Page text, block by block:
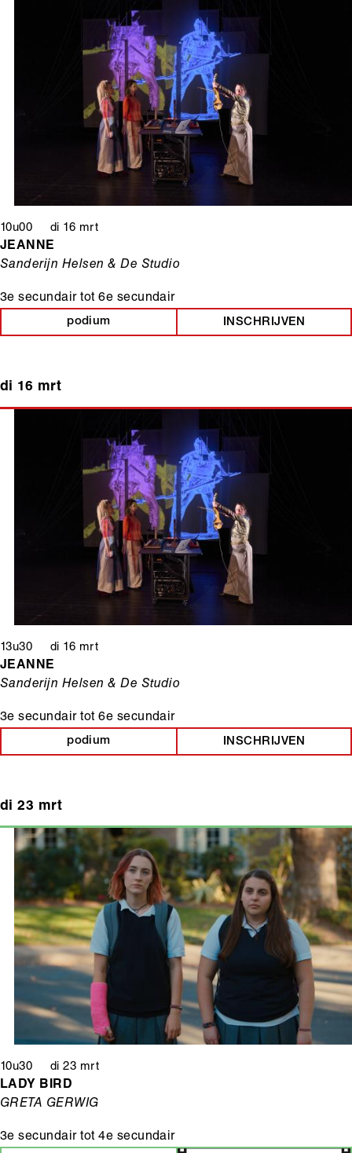
10u00 di 16 mrt
3e secundairtot6e secundair
JEANNE
Sanderijn Helsen & De Studio
podium INSCHRIJVEN
di 16 mrt
13u30 di 16 mrt
3e secundairtot6e secundair
JEANNE
Sanderijn Helsen & De Studio
podium INSCHRIJVEN
di 23 mrt
10u30 di 23 mrt
3e secundairtot4e secundair
LADY BIRD
GRETA GERWIG